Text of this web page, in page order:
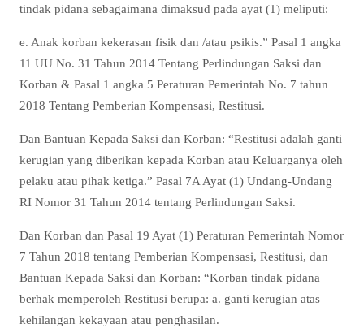
tindak pidana sebagaimana dimaksud pada ayat (1) meliputi:
e. Anak korban kekerasan fisik dan /atau psikis.” Pasal 1 angka
11 UU No. 31 Tahun 2014 Tentang Perlindungan Saksi dan
Korban & Pasal 1 angka 5 Peraturan Pemerintah No. 7 tahun
2018 Tentang Pemberian Kompensasi, Restitusi.
Dan Bantuan Kepada Saksi dan Korban: “Restitusi adalah ganti
kerugian yang diberikan kepada Korban atau Keluarganya oleh
pelaku atau pihak ketiga.” Pasal 7A Ayat (1) Undang-Undang
RI Nomor 31 Tahun 2014 tentang Perlindungan Saksi.
Dan Korban dan Pasal 19 Ayat (1) Peraturan Pemerintah Nomor
7 Tahun 2018 tentang Pemberian Kompensasi, Restitusi, dan
Bantuan Kepada Saksi dan Korban: “Korban tindak pidana
berhak memperoleh Restitusi berupa: a. ganti kerugian atas
kehilangan kekayaan atau penghasilan.